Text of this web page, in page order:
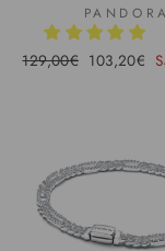
PANDORA
Hinta
129,00€ Ale-
103,20€